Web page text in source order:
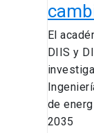
El
DIIS y
de
2035
energía
eléctrica
desde
2035
por
efectos
del